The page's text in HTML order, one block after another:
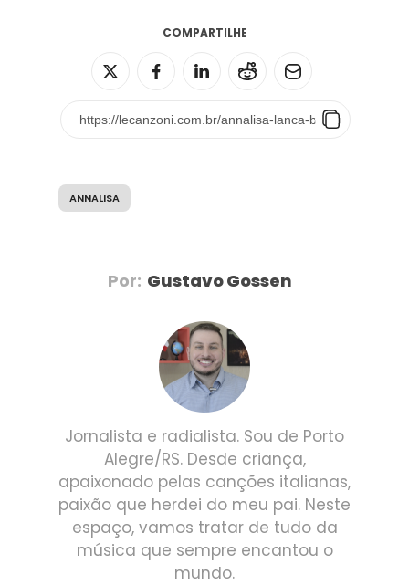
COMPARTILHE
ANNALISA
Por: Gustavo Gossen
Jornalista e radialista. Sou de Porto
Alegre/RS. Desde criança,
apaixonado pelas canções italianas,
paixão que herdei do meu pai. Neste
espaço, vamos tratar de tudo da
música que sempre encantou o
mundo.